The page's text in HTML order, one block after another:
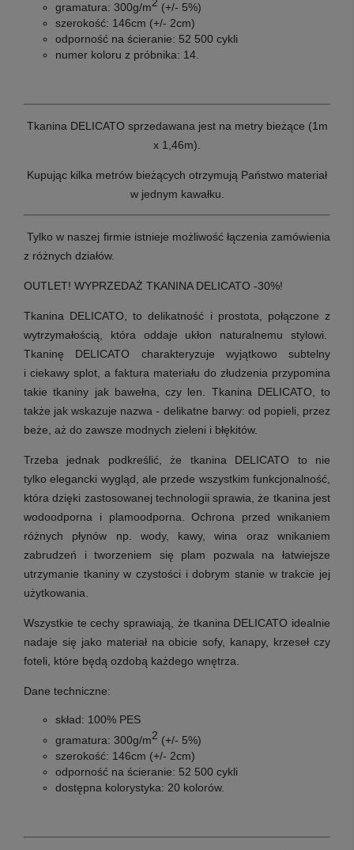
gramatura: 300g/m2 (+/- 5%)
szerokość: 146cm (+/- 2cm)
odporność na ścieranie: 52 500 cykli
numer koloru z próbnika: 14
Tkanina DELICATO sprzedawana jest na metry bieżące (1m
x 1,46m).
Kupując kilka metrów bieżących otrzymują Państwo materiał
w jednym kawałku.
Tylko w naszej firmie istnieje możliwość łączenia zamówienia
z różnych działów.
OUTLET! WYPRZEDAŻ TKANINA DELICATO -30%!
Tkanina DELICATO, to delikatność i prostota, połączone z
wytrzymałością, która oddaje ukłon naturalnemu stylowi.
Tkaninę DELICATO charakteryzuje wyjątkowo subtelny
i ciekawy splot, a faktura materiału do złudzenia przypomina
takie tkaniny jak bawełna, czy len. Tkanina DELICATO, to
także jak wskazuje nazwa - delikatne barwy: od popieli, przez
beże, aż do zawsze modnych zieleni i błękitów.
Trzeba jednak podkreślić, że tkanina DELICATO to nie
tylko elegancki wygląd, ale przede wszystkim funkcjonalność
która dzięki zastosowanej technologii sprawia, że tkanina jest
wodoodporna i plamoodporna. Ochrona przed wnikaniem
różnych płynów np. wody, kawy, wina oraz wnikaniem
zabrudzeń i tworzeniem się plam pozwala na łatwiejsze
utrzymanie tkaniny w czystości i dobrym stanie w trakcie jej
użytkowania.
Wszystkie te cechy sprawiają, że tkanina DELICATO idealnie
nadaje się jako materiał na obicie sofy, kanapy, krzeseł czy
foteli, które będą ozdobą każdego wnętrza.
Dane techniczne:
skład: 100% PES
gramatura: 300g/m2 (+/- 5%)
szerokość: 146cm (+/- 2cm)
odporność na ścieranie: 52 500 cykli
dostępna kolorystyka: 20 kolorów.